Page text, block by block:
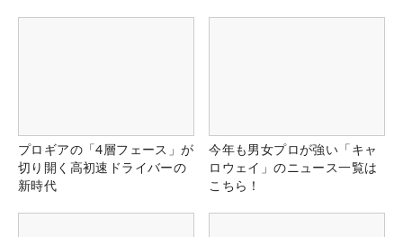
プロギアの「4層フェース」が
切り開く高初速ドライバーの
新時代
今年も男女プロが強い「キャ
ロウェイ」のニュース一覧は
こちら！